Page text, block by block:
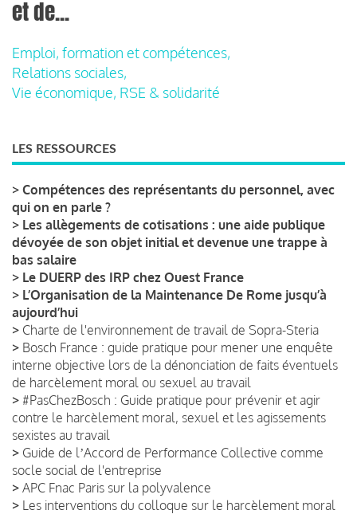
et de...
Emploi, formation et compétences,
Relations sociales,
Vie économique, RSE & solidarité
LES RESSOURCES
> Compétences des représentants du personnel, avec
qui on en parle ?
> Les allègements de cotisations : une aide publique
dévoyée de son objet initial et devenue une trappe à
bas salaire
> Le DUERP des IRP chez Ouest France
> L’Organisation de la Maintenance De Rome jusqu’à
aujourd’hui
> Charte de l'environnement de travail de Sopra-Steria
> Bosch France : guide pratique pour mener une enquête
interne objective lors de la dénonciation de faits éventuels
de harcèlement moral ou sexuel au travail
> #PasChezBosch : Guide pratique pour prévenir et agir
contre le harcèlement moral, sexuel et les agissements
sexistes au travail
> Guide de lʼAccord de Performance Collective comme
socle social de l'entreprise
> APC Fnac Paris sur la polyvalence
> Les interventions du colloque sur le harcèlement moral